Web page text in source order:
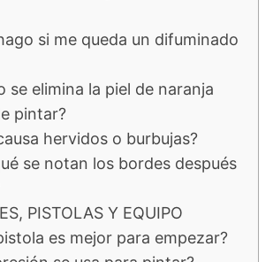
si me queda un difuminado
se elimina la piel de naranja
pintar?
hervidos o burbujas?
se notan los bordes después
PISTOLAS Y EQUIPO
es mejor para empezar?